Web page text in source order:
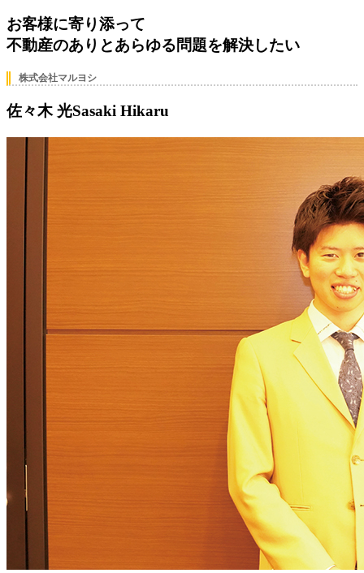
お客様に寄り添って
不動産のありとあらゆる問題を解決したい
株式会社マルヨシ
佐々木 光Sasaki Hikaru